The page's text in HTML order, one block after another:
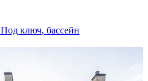
Под ключ, бассейн